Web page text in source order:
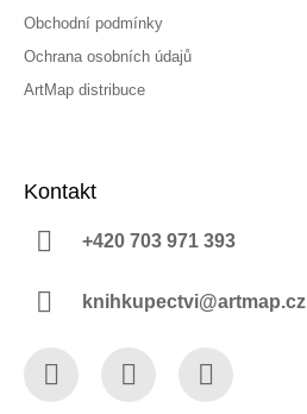
Obchodní podmínky
Ochrana osobních údajů
ArtMap distribuce
Kontakt
+420 703 971 393
knihkupectvi@artmap.cz